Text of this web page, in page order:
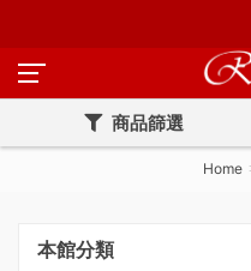
商品篩選
Home
本館分類